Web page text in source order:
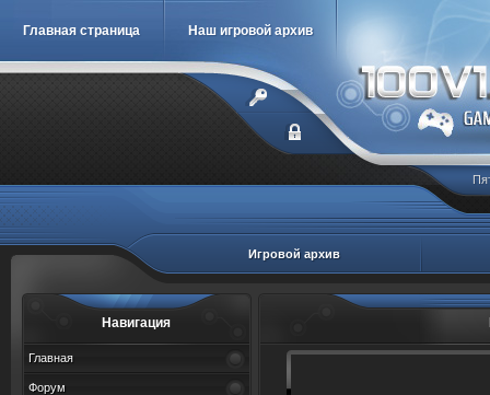
Главная страница Наш игровой архив
Игровой архив
Навигация
Главная
Форум